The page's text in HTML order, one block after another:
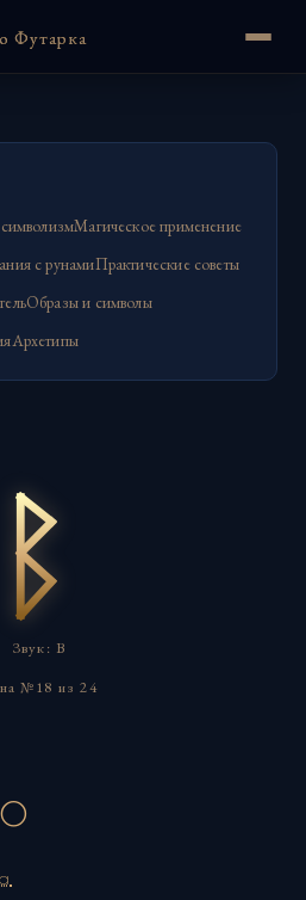
Футарка
Магическое применение
с рунамиПрактические советы
Образы и символы
Архетипы
Звук: B
№18 из 24